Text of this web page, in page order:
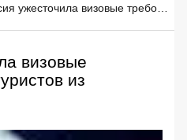
визовые
из